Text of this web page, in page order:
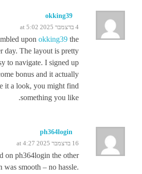
okking39
4 בדצמבר 2025 at 5:02
upon okking39 the
day. The layout is pretty
to navigate. I signed up
bonus and it actually
it a look, you might find
something you like.
ph364login
16 בדצמבר 2025 at 4:27
on ph364login the other
smooth – no hassle.